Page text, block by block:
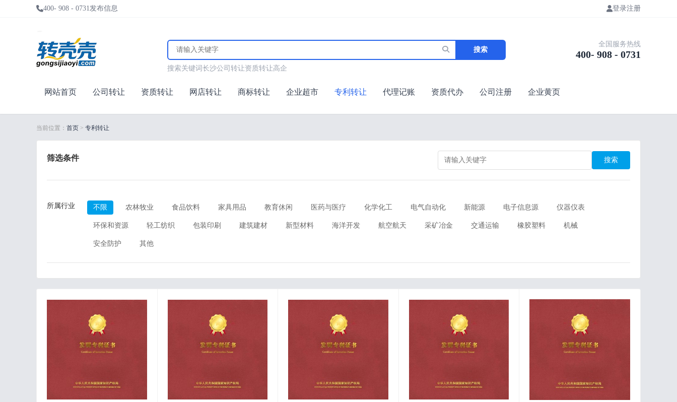
400- 908 - 0731发布信息 登录注册
搜索
搜索关键词 长沙公司转让资质转让高企
全国服务热线
400- 908 - 0731
网站首页 公司转让 资质转让 网店转让 商标转让 企业超市 专利转让 代理记账 资质代办 公司注册 企业黄页
当前位置： 首页 > 专利转让
筛选条件 搜索
所属行业 不限 农林牧业 食品饮料 家具用品 教育休闲 医药与医疗 化学化工 电气自动化 新能源 电子信息源 仪器仪表
环保和资源 轻工纺织 包装印刷 建筑建材 新型材料 海洋开发 航空航天 采矿冶金 交通运输 橡胶塑料 机械
安全防护 其他